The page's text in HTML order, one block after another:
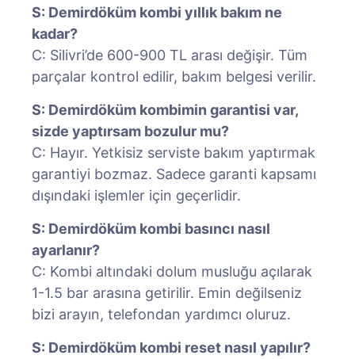
S: Demirdöküm kombi yıllık bakım ne
kadar?
C: Silivri’de 600-900 TL arası değişir. Tüm
parçalar kontrol edilir, bakım belgesi verilir.
S: Demirdöküm kombimin garantisi var,
sizde yaptırsam bozulur mu?
C: Hayır. Yetkisiz serviste bakım yaptırmak
garantiyi bozmaz. Sadece garanti kapsamı
dışındaki işlemler için geçerlidir.
S: Demirdöküm kombi basıncı nasıl
ayarlanır?
C: Kombi altındaki dolum musluğu açılarak
1-1.5 bar arasına getirilir. Emin değilseniz
bizi arayın, telefondan yardımcı oluruz.
S: Demirdöküm kombi reset nasıl yapılır?